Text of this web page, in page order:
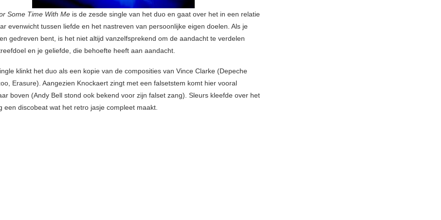
Some Time With Me is de zesde single van het duo en gaat over het in een relatie
evenwicht tussen liefde en het nastreven van persoonlijke eigen doelen. Als je
gedreven bent, is het niet altijd vanzelfsprekend om de aandacht te verdelen
en je geliefde, die behoefte heeft aan aandacht.
klinkt het duo als een kopie van de composities van Vince Clarke (Depeche
Erasure). Aangezien Knockaert zingt met een falsetstem komt hier vooral
boven (Andy Bell stond ook bekend voor zijn falset zang). Sleurs kleefde over het
een discobeat wat het retro jasje compleet maakt.